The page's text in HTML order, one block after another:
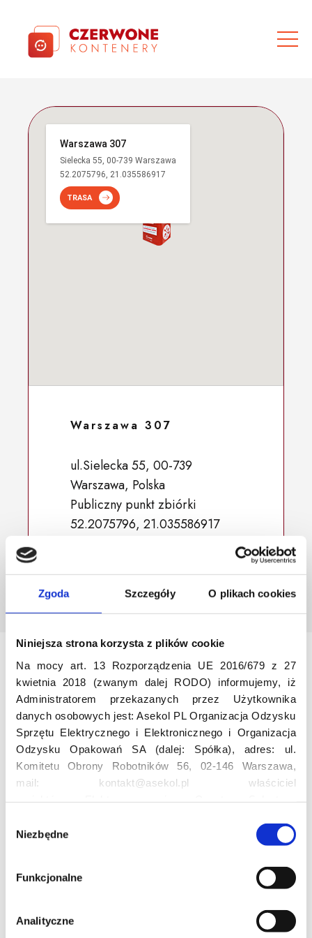
Zgoda Szczegóły O plikach cookies
Niniejsza strona korzysta z plików cookie
Na mocy art. 13 Rozporządzenia UE 2016/679 z 27
kwietnia 2018 (zwanym dalej RODO) informujemy, iż
Administratorem przekazanych przez Użytkownika
danych osobowych jest: Asekol PL Organizacja Odzysku
Sprzętu Elektrycznego i Elektronicznego i Organizacja
Odzysku Opakowań SA (dalej: Spółka), adres: ul.
Komitetu Obrony Robotników 56, 02-146 Warszawa,
mail: kontakt@asekol.pl właściciel
Asekolove. Administrator przetwarza następujące dane
osobowe Użytkowników: imię, nazwisko, adres e-mail,
numer telefonu, miasto, preferencje Użytkownika,
lokalizacja, obszar zainteresowania, dane przetwarzane
reklamowy Użytkownika, lokalizacja, identyfikator
urządzenia, data i godzina korzystania z serwisu, dane
Niezbędne
Funkcjonalne
Analityczne
Warszawa 307
Sielecka 55, 00-739 Warszawa
52.2075796, 21.035586917
TRASA
Warszawa 307
ul.Sielecka 55, 00-739
Warszawa, Polska
Publiczny punkt zbiórki
52.2075796, 21.035586917
Odwiedź nas
Edukacja
Projekt edukacyjny F(RE)Ecykling – FREEducation
Profesjonalna i Bezpieczna Utylizacja Elektroodpadów